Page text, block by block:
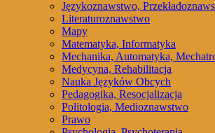
Językoznawstwo,
Literaturoznawstwo
Mapy
Matematyka, Informatyka
Mechanika, Automatyka,
Medycyna, Rehabilitacja
Nauka Języków Obcych
Pedagogika, Resocjalizacja
Politologia, Medioznawstwo
Prawo